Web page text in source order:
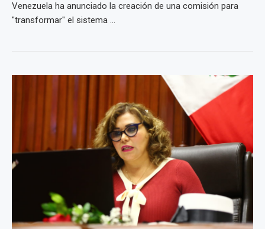
Venezuela ha anunciado la creación de una comisión para
"transformar" el sistema ...